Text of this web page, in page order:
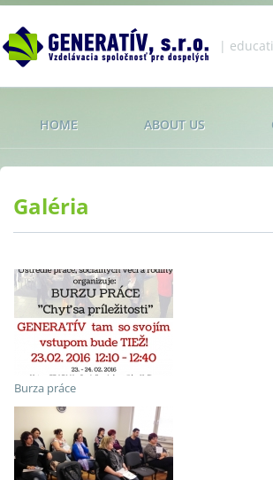
Jump to navigation
|
Galéria
Burza práce
HOME ABOUT US